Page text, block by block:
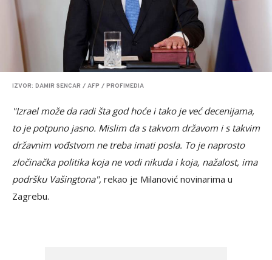
IZVOR: DAMIR SENCAR / AFP / PROFIMEDIA
"Izrael može da radi šta god hoće i tako je već decenijama,
to je potpuno jasno. Mislim da s takvom državom i s takvim
državnim vođstvom ne treba imati posla. To je naprosto
zločinačka politika koja ne vodi nikuda i koja, nažalost, ima
podršku Vašingtona", rekao je Milanović novinarima u
Zagrebu.